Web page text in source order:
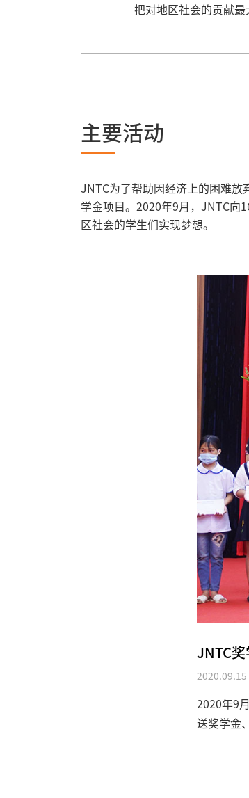
把对地区社会的贡献最
主要活动
JNTC为了帮助因经济上的困难
学金项目。2020年9月，JNTC向
区社会的学生们实现梦想。
JNTC
2020.09.15
2020年9
送奖学金